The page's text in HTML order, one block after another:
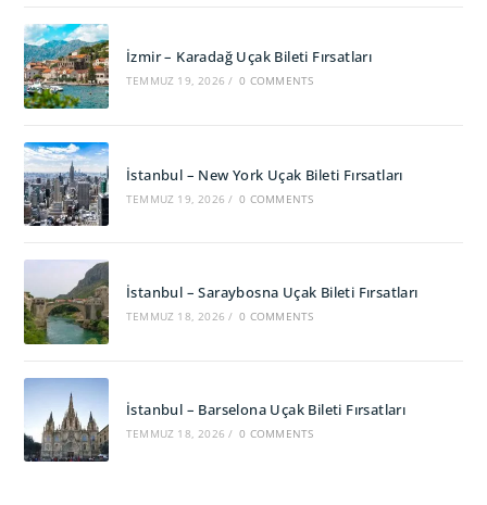
İzmir – Karadağ Uçak Bileti Fırsatları
TEMMUZ 19, 2026 / 0 COMMENTS
İstanbul – New York Uçak Bileti Fırsatları
TEMMUZ 19, 2026 / 0 COMMENTS
İstanbul – Saraybosna Uçak Bileti Fırsatları
TEMMUZ 18, 2026 / 0 COMMENTS
İstanbul – Barselona Uçak Bileti Fırsatları
TEMMUZ 18, 2026 / 0 COMMENTS